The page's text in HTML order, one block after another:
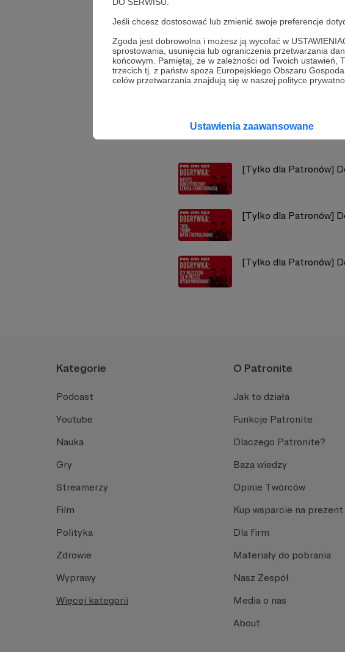
Jeśli chcesz dostosować lub zmienić swoje preferencje
Zgoda jest dobrowolna i możesz ją wycofać w
sprostowania, usunięcia lub ograniczenia przetwarzania
końcowym. Pamiętaj, że w zależności od Twoich ustawień,
trzecich tj. z państw spoza Europejskiego Obszaru
celów przetwarzania znajdują się w naszej polityce
Ustawienia zaawansowane
Dwie Lewe Ręce
Zobacz również
[Tylko dla Patronów]
[Tylko dla Patronów]
[Tylko dla Patronów]
Kategorie
Podcast
Youtube
Nauka
Gry
Streamerzy
Film
Polityka
Zdrowie
Wyprawy
Więcej kategorii
O Patronite
Jak to działa
Funkcje Patronite
Dlaczego Patronite?
Baza wiedzy
Opinie Twórców
Kup wsparcie na prezent
Dla firm
Materiały do pobrania
Nasz Zespół
Media o nas
About